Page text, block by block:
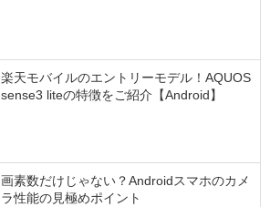
楽天モバイルのエントリーモデル！AQUOS
sense3 liteの特徴をご紹介【Android】
画素数だけじゃない？Androidスマホのカメ
ラ性能の見極めポイント